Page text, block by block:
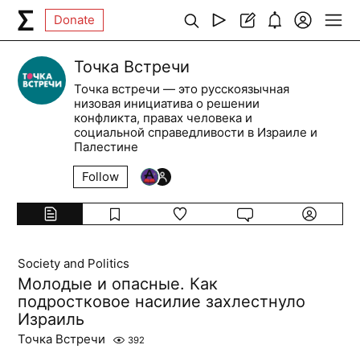
Donate
Точка Встречи
Точка встречи — это русскоязычная
низовая инициатива о решении
конфликта, правах человека и
социальной справедливости в Израиле и
Палестине
Follow
Society and Politics
Молодые и опасные. Как
подростковое насилие захлестнуло
Израиль
Точка Встречи 392